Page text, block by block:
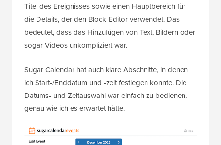
Titel des Ereignisses sowie einen Hauptbereich für
die Details, der den Block-Editor verwendet. Das
bedeutet, dass das Hinzufügen von Text, Bildern oder
sogar Videos unkompliziert war.
Sugar Calendar hat auch klare Abschnitte, in denen
ich Start-/Enddatum und -zeit festlegen konnte. Die
Datums- und Zeitauswahl war einfach zu bedienen,
genau wie ich es erwartet hätte.